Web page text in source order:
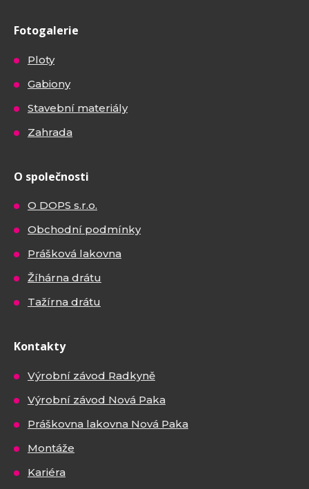
Fotogalerie
Ploty
Gabiony
Stavební materiály
Zahrada
O společnosti
O DOPS s.r.o.
Obchodní podmínky
Prášková lakovna
Žíhárna drátu
Tažírna drátu
Kontakty
Výrobní závod Radkyně
Výrobní závod Nová Paka
Práškovna lakovna Nová Paka
Montáže
Kariéra